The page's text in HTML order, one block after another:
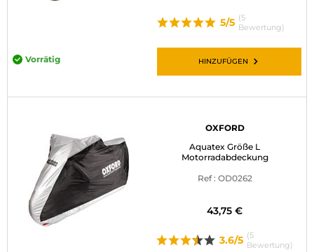
5/5 (5
Bewertung)
Vorrätig HINZUFÜGEN
OXFORD
Aquatex Größe L
Motorradabdeckung
Ref : OD0262
43,75 €
3.6/5 (5
Bewertung)